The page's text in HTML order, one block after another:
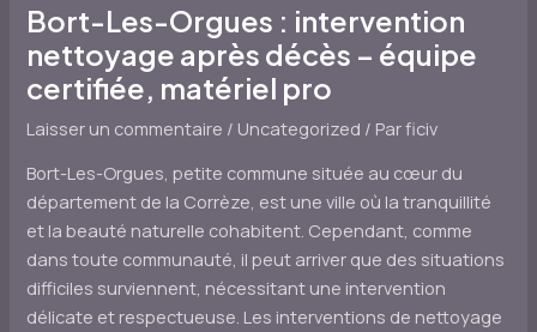
Bort-Les-Orgues : intervention
nettoyage après décès – équipe
certifiée, matériel pro
Laisser un commentaire / Uncategorized / Parficiv
Bort-Les-Orgues, petite commune située au cœur du
département de la Corrèze, est une ville où la tranquillité
et la beauté naturelle cohabitent. Cependant, comme
dans toute communauté, il peut arriver que des situations
difficiles surviennent, nécessitant une intervention
délicate et respectueuse. Les interventions de nettoyage